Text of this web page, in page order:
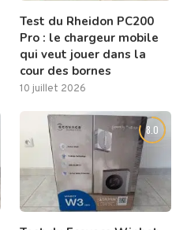
Test du Rheidon PC200
Pro : le chargeur mobile
qui veut jouer dans la
cour des bornes
10 juillet 2026
8.0